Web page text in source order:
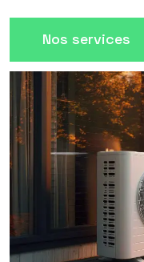
Nos services